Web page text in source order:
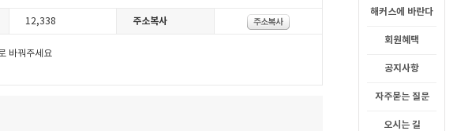
해커스에 바란다
회원혜택
공지사항
자주묻는 질문
오시는 길